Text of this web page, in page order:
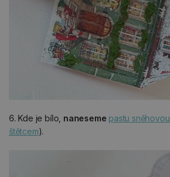
6. Kde je bílo, naneseme pastu sněhovou
štětcem).